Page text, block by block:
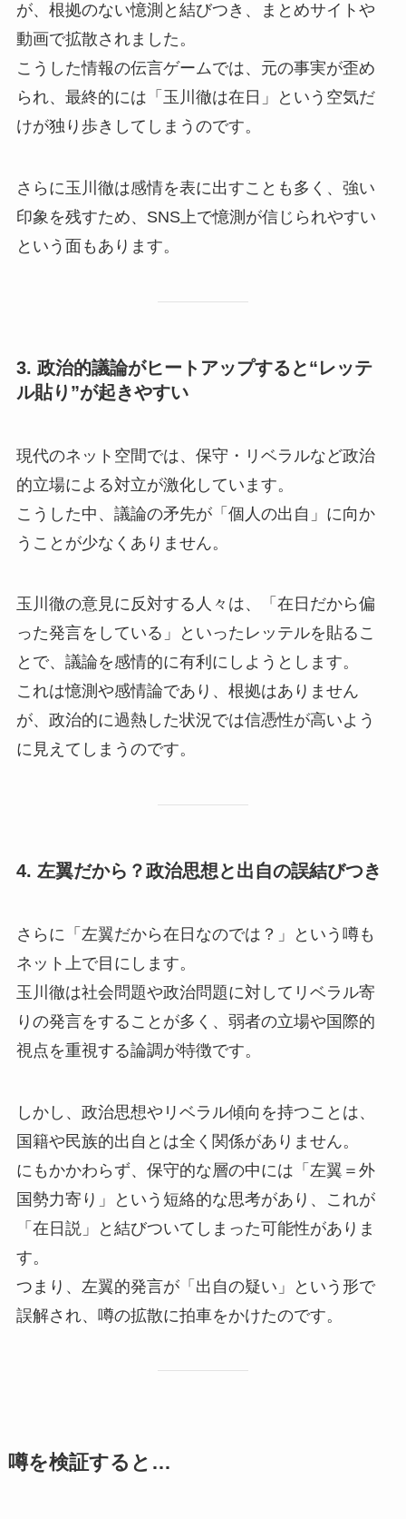
が、根拠のない憶測と結びつき、まとめサイトや
動画で拡散されました。
こうした情報の伝言ゲームでは、元の事実が歪め
られ、最終的には「玉川徹は在日」という空気だ
けが独り歩きしてしまうのです。
さらに玉川徹は感情を表に出すことも多く、強い
印象を残すため、SNS上で憶測が信じられやすい
という面もあります。
3. 政治的議論がヒートアップすると“レッテ
ル貼り”が起きやすい
現代のネット空間では、保守・リベラルなど政治
的立場による対立が激化しています。
こうした中、議論の矛先が「個人の出自」に向か
うことが少なくありません。
玉川徹の意見に反対する人々は、「在日だから偏
った発言をしている」といったレッテルを貼るこ
とで、議論を感情的に有利にしようとします。
これは憶測や感情論であり、根拠はありません
が、政治的に過熱した状況では信憑性が高いよう
に見えてしまうのです。
4. 左翼だから？政治思想と出自の誤結びつき
さらに「左翼だから在日なのでは？」という噂も
ネット上で目にします。
玉川徹は社会問題や政治問題に対してリベラル寄
りの発言をすることが多く、弱者の立場や国際的
視点を重視する論調が特徴です。
しかし、政治思想やリベラル傾向を持つことは、
国籍や民族的出自とは全く関係がありません。
にもかかわらず、保守的な層の中には「左翼＝外
国勢力寄り」という短絡的な思考があり、これが
「在日説」と結びついてしまった可能性がありま
す。
つまり、左翼的発言が「出自の疑い」という形で
誤解され、噂の拡散に拍車をかけたのです。
噂を検証すると…